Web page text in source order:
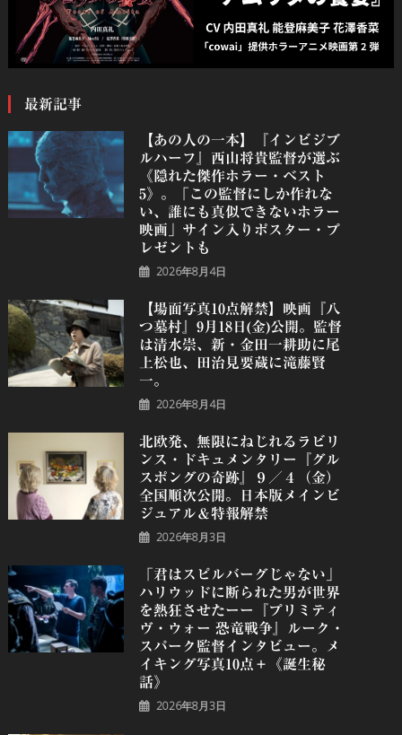
最新記事
【あの人の一本】『インビジブ
ルハーフ』⻄⼭将貴監督が選ぶ
《隠れた傑作ホラー・ベスト
5》。「この監督にしか作れな
い、誰にも真似できないホラー
映画」サイン入りポスター・プ
レゼントも
2026年8月4日
【場面写真10点解禁】映画『八
つ墓村』9月18日(金)公開。監督
は清水崇、新・金田一耕助に尾
上松也、田治見要蔵に滝藤賢
一。
2026年8月4日
北欧発、無限にねじれるラビリ
ンス・ドキュメンタリー『グル
スポングの奇跡』９／４（金）
全国順次公開。日本版メインビ
ジュアル＆特報解禁
2026年8月3日
「君はスピルバーグじゃない」
ハリウッドに断られた男が世界
を熱狂させたーー『プリミティ
ヴ・ウォー 恐⻯戦争』ルーク・
スパーク監督インタビュー。メ
イキング写真10点＋《誕⽣秘
話》
2026年8月3日